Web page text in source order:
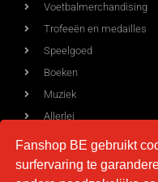
Voetbalmerchandising
Trofeeën en medailles
Speelgoed
Boeken
Muziek
Allerlei
Voorwaarden
Fanshop BE gebruikt
surfervaring te